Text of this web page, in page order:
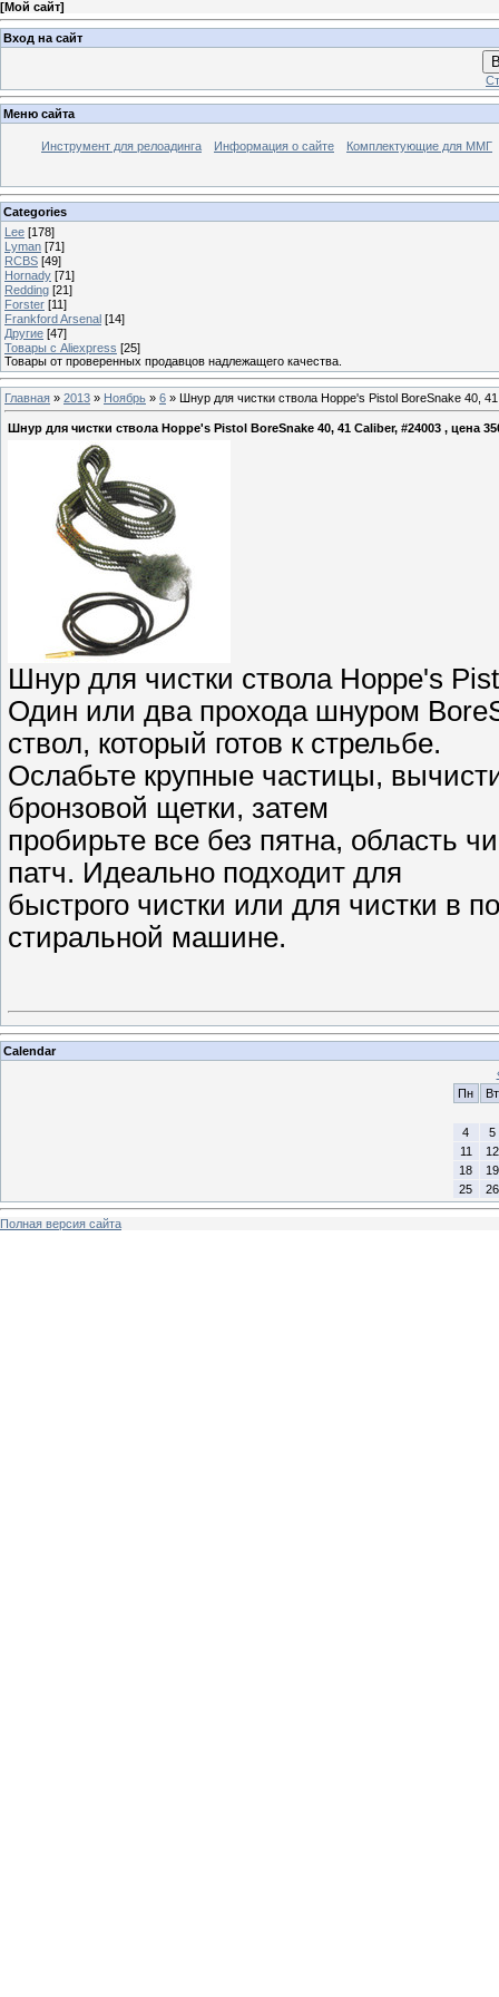
[Мой сайт]
Вход на сайт
Меню сайта
Инструмент для релоадинга Информация о сайте Комплектующие для ММГ
Categories
Lee [178]
Lyman [71]
RCBS [49]
Hornady [71]
Redding [21]
Forster [11]
Frankford Arsenal [14]
Другие [47]
Товары с Aliexpress [25]
Товары от проверенных продавцов надлежащего качества.
Главная » 2013 » Ноябрь » 6 » Шнур для чистки ствола Hoppe's Pistol BoreSnake 40,
Шнур для чистки ствола Hoppe's Pistol BoreSnake 40, 41 Caliber, #24003 , цена
Шнур для чистки ствола Hoppe's
Один или два прохода шнуром
ствол, который готов к стрельбе.
Ослабьте крупные частицы,
бронзовой щетки, затем
пробирьте все без пятна, область
патч. Идеально подходит для
быстрого чистки или для чистки в
стиральной машине.
Calendar
Пн
Вт
4
5
11
12
18
19
25
26
Полная версия сайта